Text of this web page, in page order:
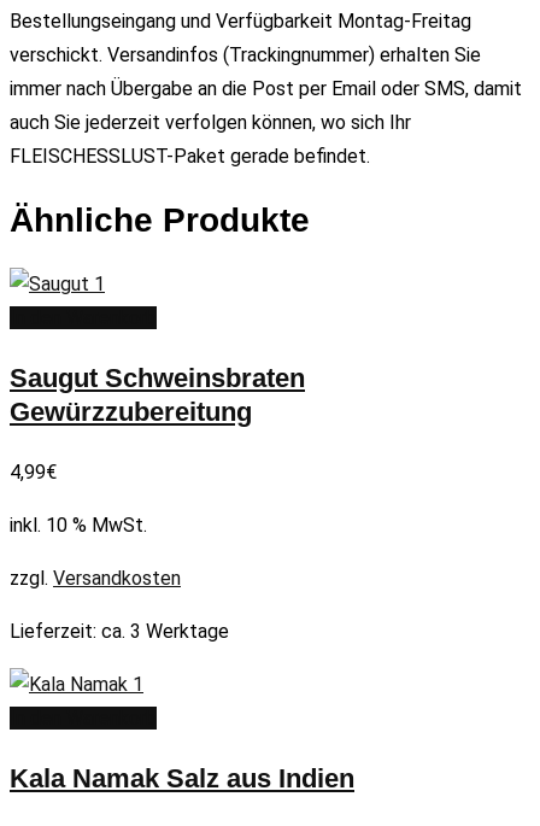
Bestellungseingang und Verfügbarkeit Montag-Freitag
verschickt. Versandinfos (Trackingnummer) erhalten Sie
immer nach Übergabe an die Post per Email oder SMS, damit
auch Sie jederzeit verfolgen können, wo sich Ihr
FLEISCHESSLUST-Paket gerade befindet.
Ähnliche Produkte
Saugut Schweinsbraten
Gewürzzubereitung
4,99€
inkl. 10 % MwSt.
zzgl. Versandkosten
Lieferzeit: ca. 3 Werktage
Kala Namak Salz aus Indien